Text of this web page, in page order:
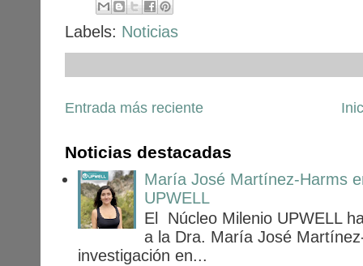
Labels: Noticias
Entrada más reciente
Noticias destacadas
María José Martínez-Harms
UPWELL
El Núcleo Milenio UPWELL
a la Dra. María José
investigación en...